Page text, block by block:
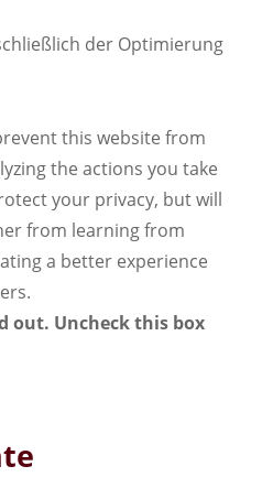
der Optimierung
this website from
the actions you take
your privacy, but will
from learning from
a better experience
out. Uncheck this box